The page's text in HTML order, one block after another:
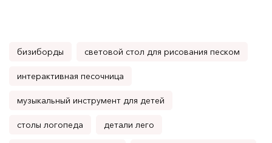
бизиборды световой стол для рисования песком
интерактивная песочница
музыкальный инструмент для детей
столы логопеда детали лего